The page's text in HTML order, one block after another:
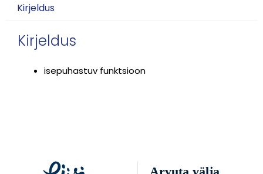
Kirjeldus
Kirjeldus
isepuhastuv funktsioon